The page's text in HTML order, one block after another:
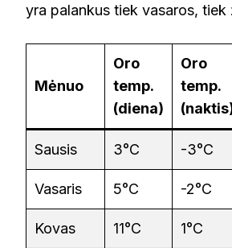
yra palankus tiek vasaros, tiek
Mėnuo
Oro
temp.
(diena)
Oro
temp.
Sausis 3°C -3°C
Vasaris 5°C -2°C
Kovas 11°C 1°C